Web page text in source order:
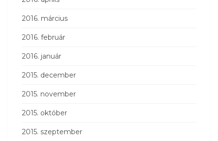
2016. március
2016. február
2016. január
2015. december
2015. november
2015. október
2015. szeptember